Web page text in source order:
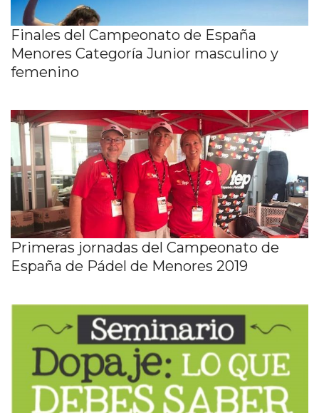
Finales del Campeonato de España
Menores Categoría Junior masculino y
femenino
Primeras jornadas del Campeonato de
España de Pádel de Menores 2019